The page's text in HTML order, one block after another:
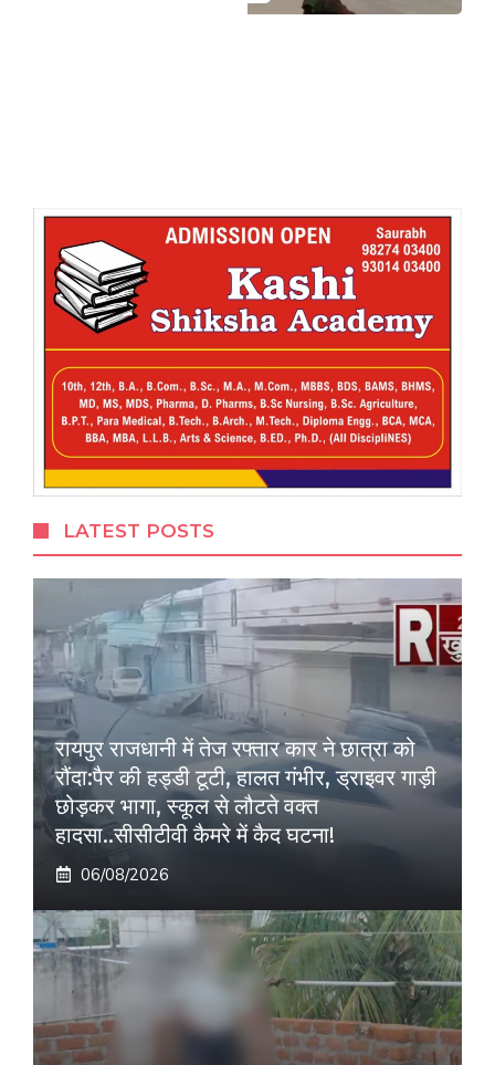
LATEST POSTS
रायपुर राजधानी में तेज रफ्तार कार ने छात्रा को
रौंदा:पैर की हड्डी टूटी, हालत गंभीर, ड्राइवर गाड़ी
छोड़कर भागा, स्कूल से लौटते वक्त
हादसा..सीसीटीवी कैमरे में कैद घटना!
06/08/2026